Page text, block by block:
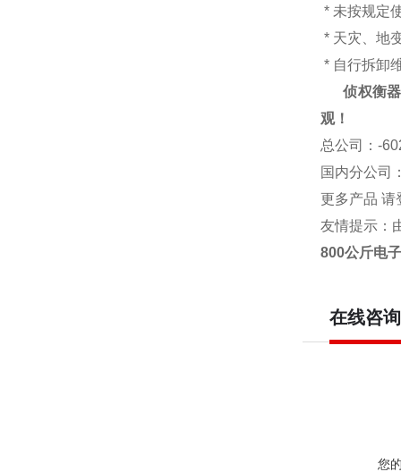
* 未按规定
* 天灾、地
* 自行拆卸
侦权衡
观！
总公司
：-
国内分公司
更多产品 请
友情提示：
800公斤电
在线咨询
您